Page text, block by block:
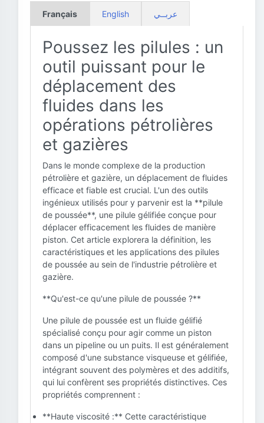
Français English عربــي
Poussez les pilules : un
outil puissant pour le
déplacement des
fluides dans les
opérations pétrolières
et gazières
Dans le monde complexe de la production
pétrolière et gazière, un déplacement de fluides
efficace et fiable est crucial. L'un des outils
ingénieux utilisés pour y parvenir est la **pilule
de poussée**, une pilule gélifiée conçue pour
déplacer efficacement les fluides de manière
piston. Cet article explorera la définition, les
caractéristiques et les applications des pilules
de poussée au sein de l'industrie pétrolière et
gazière.
**Qu'est-ce qu'une pilule de poussée ?**
Une pilule de poussée est un fluide gélifié
spécialisé conçu pour agir comme un piston
dans un pipeline ou un puits. Il est généralement
composé d'une substance visqueuse et gélifiée,
intégrant souvent des polymères et des additifs,
qui lui confèrent ses propriétés distinctives. Ces
propriétés comprennent :
**Haute viscosité :** Cette caractéristique